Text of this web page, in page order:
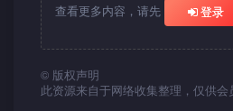
查看更多内容，请先 登录
© 版权声明
此资源来自于网络收集整理，仅供会